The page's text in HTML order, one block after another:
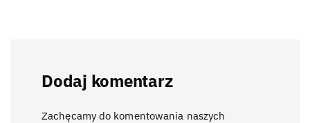
Dodaj komentarz
Zachęcamy do komentowania naszych